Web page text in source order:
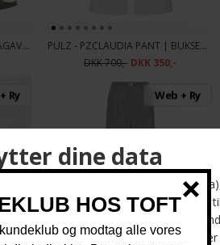
PULZ - PZCAMMA | SHORTS AGAVE GREEN
PULZ - PZCLAUDIA PANT | BUKSER CLOUD DANCER
DKK 700,- DKK 350,-
Ry Web + Ry